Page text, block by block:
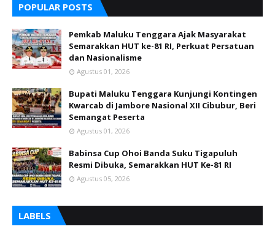
POPULAR POSTS
Pemkab Maluku Tenggara Ajak Masyarakat
Semarakkan HUT ke-81 RI, Perkuat Persatuan
dan Nasionalisme
Agustus 01, 2026
Bupati Maluku Tenggara Kunjungi Kontingen
Kwarcab di Jambore Nasional XII Cibubur, Beri
Semangat Peserta
Agustus 01, 2026
Babinsa Cup Ohoi Banda Suku Tigapuluh
Resmi Dibuka, Semarakkan HUT Ke-81 RI
Agustus 05, 2026
LABELS